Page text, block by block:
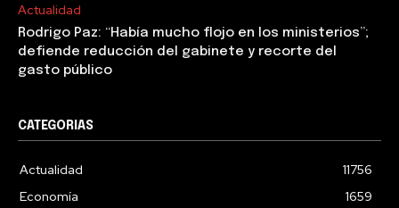
Actualidad
Rodrigo Paz: “Había mucho flojo en los ministerios”;
defiende reducción del gabinete y recorte del
gasto público
CATEGORIAS
Actualidad
11756
Economía
1659